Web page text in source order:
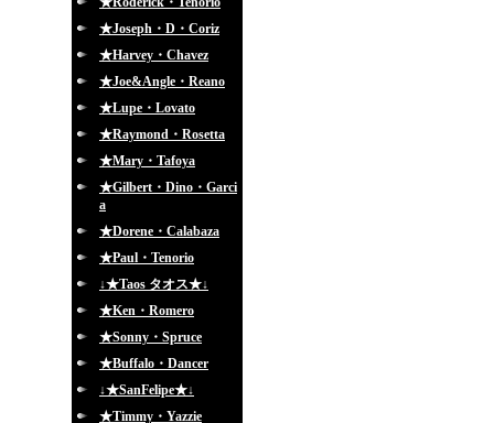
★Joseph・D・Coriz
★Harvey・Chavez
★Joe&Angle・Reano
★Lupe・Lovato
★Raymond・Rosetta
★Mary・Tafoya
★Gilbert・Dino・Garci
a
★Dorene・Calabaza
★Paul・Tenorio
↓★Taos タオス★↓
★Ken・Romero
★Sonny・Spruce
★Buffalo・Dancer
↓★SanFelipe★↓
★Timmy・Yazzie